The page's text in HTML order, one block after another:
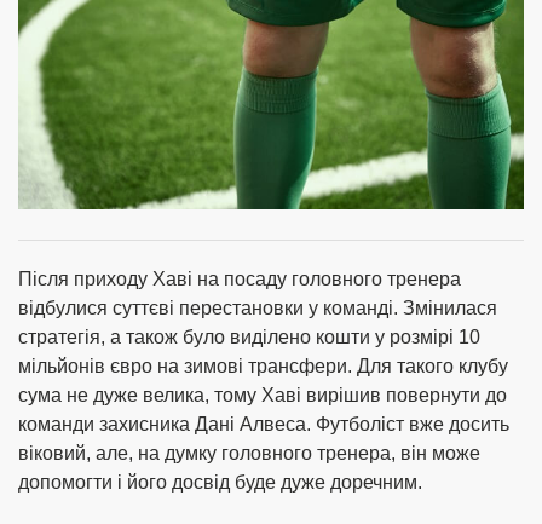
Після приходу Хаві на посаду головного тренера
відбулися суттєві перестановки у команді. Змінилася
стратегія, а також було виділено кошти у розмірі 10
мільйонів євро на зимові трансфери. Для такого клубу
сума не дуже велика, тому Хаві вирішив повернути до
команди захисника Дані Алвеса. Футболіст вже досить
віковий, але, на думку головного тренера, він може
допомогти і його досвід буде дуже доречним.